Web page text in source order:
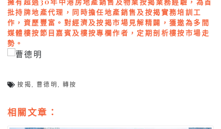
批持牌地產代理，同時擔任地產銷售及按揭實務培訓工
作，資歷豐富。對經濟及按揭市場見解精闢，獲邀為多間
媒體樓按節目嘉賓及樓按專欄作者，定期剖析樓按市場走
勢。
按揭 ,曹德明 ,轉按
相關文章：